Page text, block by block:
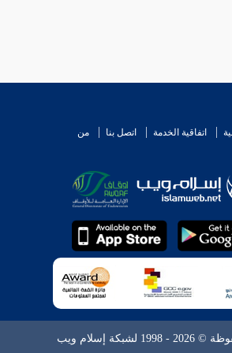
اتفاقية الخدمة اتصل بنا
من
إسلام ويب